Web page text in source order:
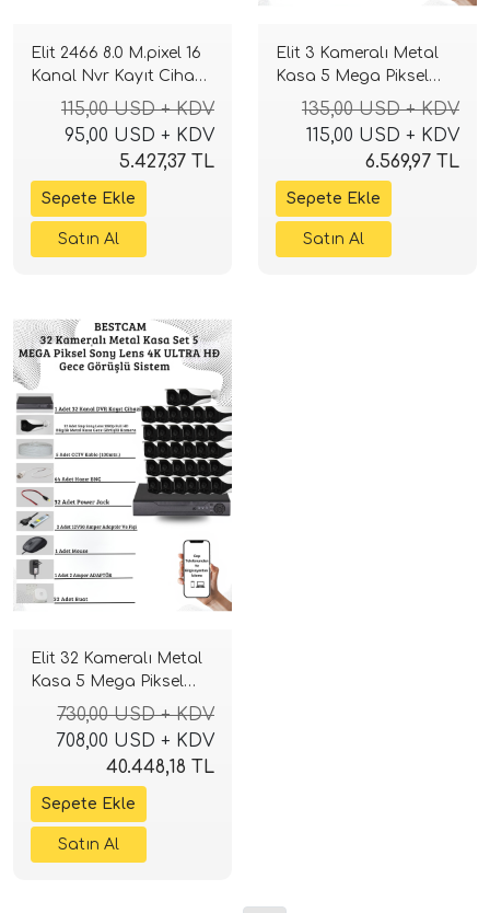
Elit 2466 8.0 M.pixel 16
Kanal Nvr Kayıt Cihazı
H265+ xmeye
115,00 USD + KDV
95,00 USD + KDV
5.427,37 TL
Elit 3 Kameralı Metal
Kasa 5 Mega Piksel
Sony Lensli 4K Ultra
HD Güvenlik Sistemi
135,00 USD + KDV
115,00 USD + KDV
6.569,97 TL
Elit 32 Kameralı Metal
Kasa 5 Mega Piksel
Sony Lensli 4K Ultra
HD Güvenlik Sistemi
730,00 USD + KDV
708,00 USD + KDV
40.448,18 TL